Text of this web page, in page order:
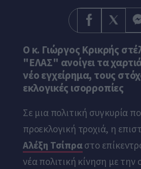
Ο κ. Γιώργος Κρικρής
"ΕΛΑΣ" ανοίγει τα
νέο εγχείρημα, τους
εκλογικές ισορροπίες
Σε μια πολιτική συγκυρία
προεκλογική τροχιά, η
Αλέξη Τσίπραστο
νέα πολιτική κίνηση με την